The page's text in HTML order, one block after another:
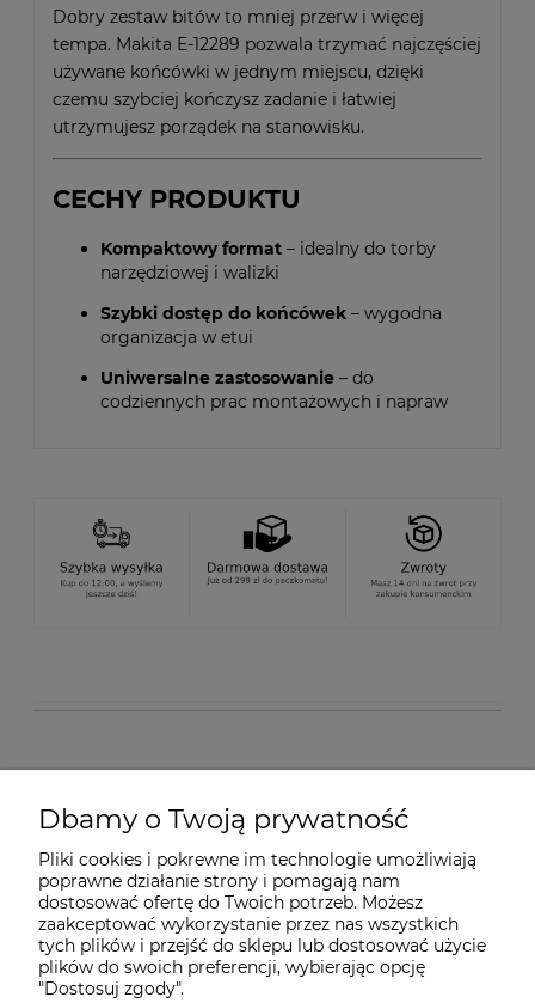
Dobry zestaw bitów to mniej przerw i więcej
tempa. Makita E-12289 pozwala trzymać najczęściej
używane końcówki w jednym miejscu, dzięki
czemu szybciej kończysz zadanie i łatwiej
utrzymujesz porządek na stanowisku.
CECHY PRODUKTU
Kompaktowy format – idealny do torby
narzędziowej i walizki
Szybki dostęp do końcówek – wygodna
organizacja w etui
Uniwersalne zastosowanie – do
codziennych prac montażowych i napraw
O nas
Dostawa i płatności
Pomoc
Dbamy o Twoją prywatność
Pliki cookies i pokrewne im technologie umożliwiają
poprawne działanie strony i pomagają nam
dostosować ofertę do Twoich potrzeb. Możesz
zaakceptować wykorzystanie przez nas wszystkich
tych plików i przejść do sklepu lub dostosować użycie
plików do swoich preferencji, wybierając opcję
"Dostosuj zgody".